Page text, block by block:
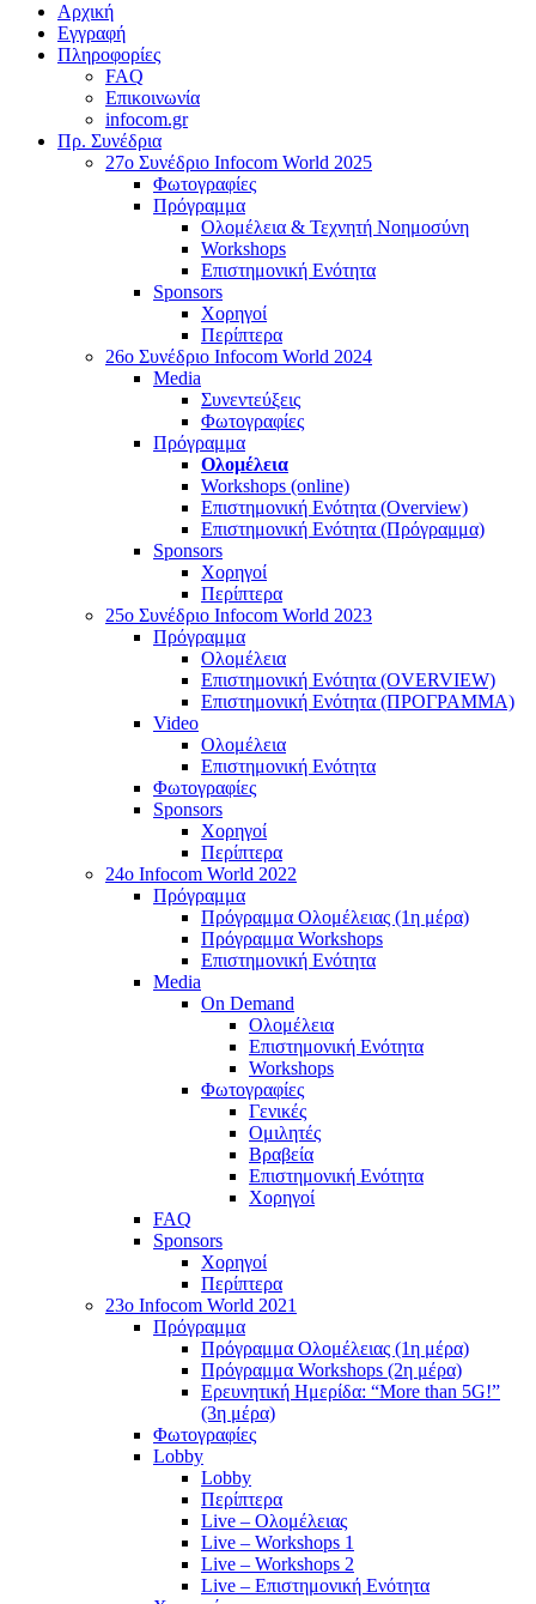
Αρχική
Εγγραφή
Πληροφορίες
FAQ
Επικοινωνία
infocom.gr
Πρ. Συνέδρια
27o Συνέδριο Infocom World 2025
Φωτογραφίες
Πρόγραμμα
Ολομέλεια & Τεχνητή Νοημοσύνη
Workshops
Επιστημονική Ενότητα
Sponsors
Χορηγοί
Περίπτερα
26o Συνέδριο Infocom World 2024
Media
Συνεντεύξεις
Φωτογραφίες
Πρόγραμμα
Ολομέλεια
Workshops (online)
Επιστημονική Ενότητα (Overview)
Επιστημονική Ενότητα (Πρόγραμμα)
Sponsors
Χορηγοί
Περίπτερα
25o Συνέδριο Infocom World 2023
Πρόγραμμα
Ολομέλεια
Επιστημονική Ενότητα (OVERVIEW)
Επιστημονική Ενότητα (ΠΡΟΓΡΑΜΜΑ)
Video
Ολομέλεια
Επιστημονική Ενότητα
Φωτογραφίες
Sponsors
Χορηγοί
Περίπτερα
24o Infocom World 2022
Πρόγραμμα
Πρόγραμμα Ολομέλειας (1η μέρα)
Πρόγραμμα Workshops
Επιστημονική Ενότητα
Media
On Demand
Ολομέλεια
Επιστημονική Ενότητα
Workshops
Φωτογραφίες
Γενικές
Ομιλητές
Βραβεία
Επιστημονική Ενότητα
Χορηγοί
FAQ
Sponsors
Χορηγοί
Περίπτερα
23o Infocom World 2021
Πρόγραμμα
Πρόγραμμα Ολομέλειας (1η μέρα)
Πρόγραμμα Workshops (2η μέρα)
Ερευνητική Ημερίδα: “More than 5G!”
(3η μέρα)
Φωτογραφίες
Lobby
Lobby
Περίπτερα
Live – Ολομέλειας
Live – Workshops 1
Live – Workshops 2
Live – Επιστημονική Ενότητα